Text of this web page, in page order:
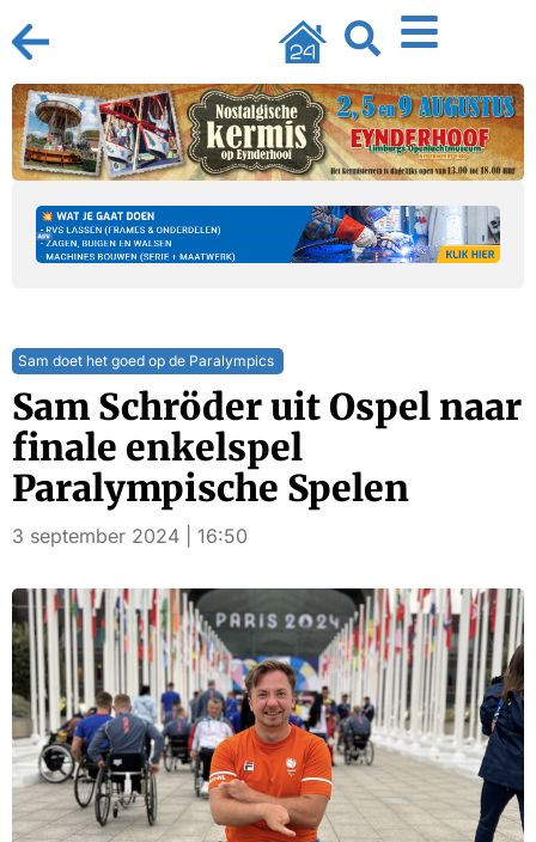
Sam doet het goed op de Paralympics
Sam Schröder uit Ospel naar
finale enkelspel
Paralympische Spelen
3 september 2024 | 16:50